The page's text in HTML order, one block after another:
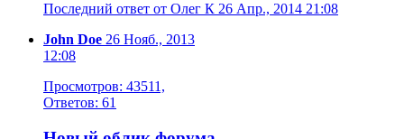
Последний ответ от Олег К 26 Апр., 2014 21:08
John Doe 26 Нояб., 2013
12:08
Просмотров: 43511,
Ответов: 61